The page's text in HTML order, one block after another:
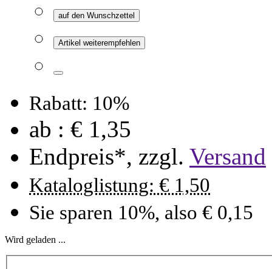
auf den Wunschzettel
Artikel weiterempfehlen
Rabatt: 10%
ab : € 1,35
Endpreis*, zzgl. Versand
Kataloglistung: € 1,50
Sie sparen 10%, also € 0,15
Wird geladen ...